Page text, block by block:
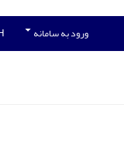
ورود به سامانه